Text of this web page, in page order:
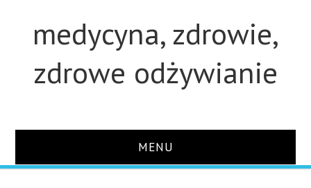
medycyna, zdrowie,
zdrowe odżywianie
MENU